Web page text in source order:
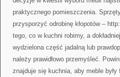
praktycznego pomieszczenia.
przysporzyć odrobinę kłopotów –
tego, co w kuchni robimy, a
wydzielona część jadalną lub
należy prawidłowo przemyśleć.
znajduje się kuchnia, aby meble